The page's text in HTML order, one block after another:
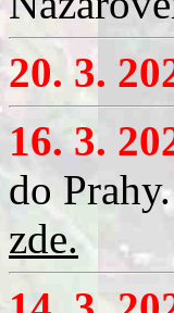
20. 3.
16. 3.
do
zde.